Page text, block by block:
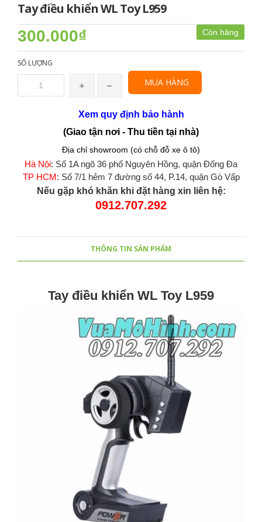
Tay điều khiển WL Toy L959
Còn hàng
300.000₫
SỐ LƯỢNG
MUA HÀNG
Xem quy định bảo hành
(Giao tận nơi - Thu tiền tại nhà)
Địa chỉ showroom (có chỗ đỗ xe ô tô)
Hà Nội: Số 1A ngõ 36 phố Nguyên Hồng, quận Đống Đa
TP HCM : Số 7/1 hẻm 7 đường số 44, P.14, quận Gò Vấp
Nếu gặp khó khăn khi đặt hàng xin liên hệ:
0912.707.292
THÔNG TIN SẢN PHẨM
Tay điều khiển WL Toy L959